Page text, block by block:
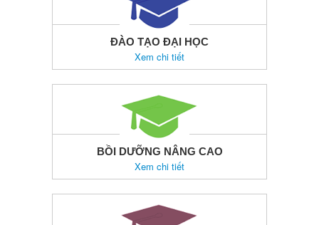
ĐÀO TẠO ĐẠI HỌC
Xem chi tiết
BỒI DƯỠNG NÂNG CAO
Xem chi tiết